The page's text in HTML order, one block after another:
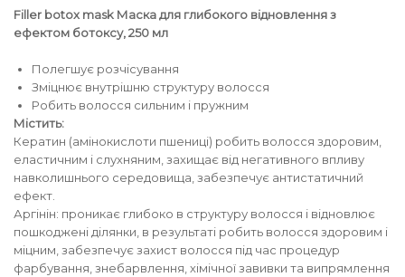
Filler botox mask Маска для глибокого відновлення з
ефектом ботоксу, 250 мл
Полегшує розчісування
Зміцнює внутрішню структуру волосся
Робить волосся сильним і пружним
Містить:
Кератин (амінокислоти пшениці) робить волосся здоровим,
еластичним і слухняним, захищає від негативного впливу
навколишнього середовища, забезпечує антистатичний
ефект.
Аргінін: проникає глибоко в структуру волосся і відновлює
пошкоджені ділянки, в результаті робить волосся здоровим і
міцним, забезпечує захист волосся під час процедур
фарбування, знебарвлення, хімічної завивки та випрямлення
Subtil Color Lab Regeneration Absolue –
Subtil Color Lab Volume Intense – Серія для
об'єму тонкого волосся
Subtil Design - Серія стайлінг та ніжний
догляд
Subtil Design Lab - Серія для максимального
збереження кольору волосся
Subrina Professional
Subtil
Technique
Termix
Tico Professional
You Look Glamour